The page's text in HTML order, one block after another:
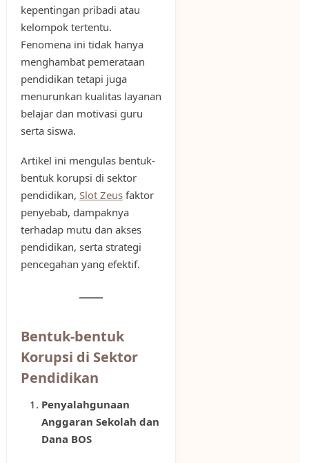
kepentingan pribadi atau
kelompok tertentu.
Fenomena ini tidak hanya
menghambat pemerataan
pendidikan tetapi juga
menurunkan kualitas layanan
belajar dan motivasi guru
serta siswa.
Artikel ini mengulas bentuk-
bentuk korupsi di sektor
pendidikan, Slot Zeusfaktor
penyebab, dampaknya
terhadap mutu dan akses
pendidikan, serta strategi
pencegahan yang efektif.
Bentuk-bentuk
Korupsi di Sektor
Pendidikan
Penyalahgunaan
Anggaran Sekolah dan
Dana BOS